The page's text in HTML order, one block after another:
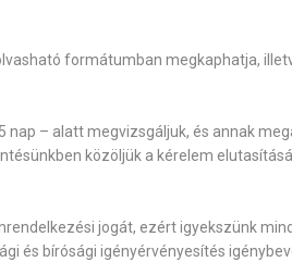
formátumban megkaphatja,
– alatt megvizsgáljuk, és annak
közöljük a kérelem
jogát, ezért igyekszünk
és bírósági igényérvényesítés